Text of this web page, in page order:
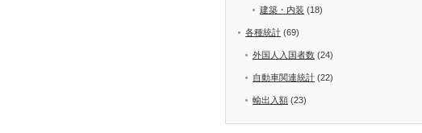
建築・内装 (18)
各種統計 (69)
外国人入国者数 (24)
自動車関連統計 (22)
輸出入額 (23)